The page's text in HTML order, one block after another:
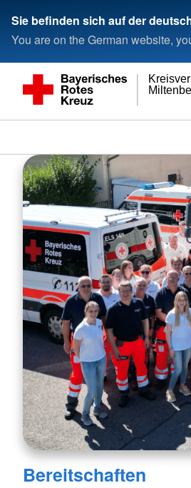
Sie befinden sich auf der
You are on the German website,
Bereitschaften